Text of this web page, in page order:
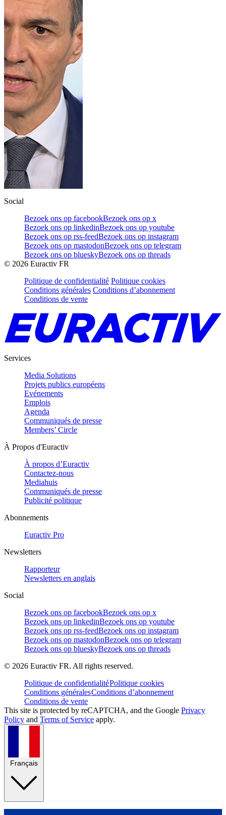
Social
Bezoek ons op facebookBezoek ons op x
Bezoek ons op linkedinBezoek ons op youtube
Bezoek ons op rss-feedBezoek ons op instagram
Bezoek ons op mastodonBezoek ons op telegram
Bezoek ons op blueskyBezoek ons op threads
© 2026 Euractiv FR
Politique de confidentialité Politique cookies
Conditions générales Conditions d’abonnement
Conditions de vente
Services
Media Solutions
Projets publics européens
Evénements
Emplois
Agenda
Communiqués de presse
Members’ Circle
À Propos d'Euractiv
À propos d’Euractiv
Contactez-nous
Mediahuis
Communiqués de presse
Publicité politique
Abonnements
Euractiv Pro
Newsletters
Rapporteur
Newsletters en anglais
Social
Bezoek ons op facebookBezoek ons op x
Bezoek ons op linkedinBezoek ons op youtube
Bezoek ons op rss-feedBezoek ons op instagram
Bezoek ons op mastodonBezoek ons op telegram
Bezoek ons op blueskyBezoek ons op threads
© 2026 Euractiv FR. All rights reserved.
Politique de confidentialitéPolitique cookies
Conditions généralesConditions d’abonnement
Conditions de vente
This site is protected by reCAPTCHA, and the Google Privacy
Policy and Terms of Service apply.
Français